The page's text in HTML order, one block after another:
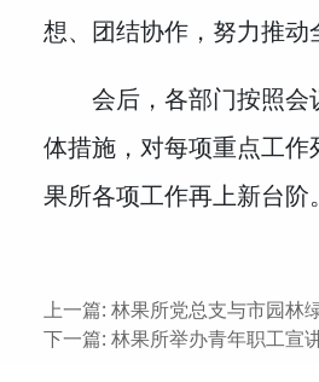
想、团结协作，努力推动
会后，各部门按照
体措施，对每项重点工
果所各项工作再上新台阶。
上一篇: 林果所党总支与市园林
下一篇: 林果所举办青年职工宣